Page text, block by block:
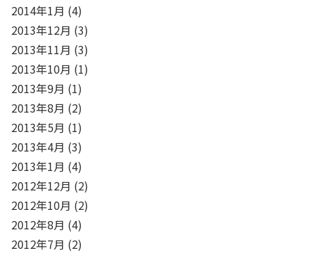
2014年1月 (4)
2013年12月 (3)
2013年11月 (3)
2013年10月 (1)
2013年9月 (1)
2013年8月 (2)
2013年5月 (1)
2013年4月 (3)
2013年1月 (4)
2012年12月 (2)
2012年10月 (2)
2012年8月 (4)
2012年7月 (2)